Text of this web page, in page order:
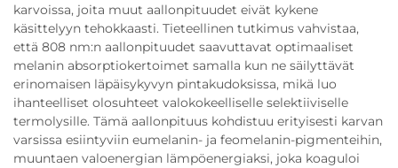
karvoissa, joita muut aallonpituudet eivät kykene
käsittelyyn tehokkaasti. Tieteellinen tutkimus vahvistaa,
että 808 nm:n aallonpituudet saavuttavat optimaaliset
melanin absorptiokertoimet samalla kun ne säilyttävät
erinomaisen läpäisykyvyn pintakudoksissa, mikä luo
ihanteelliset olosuhteet valokokeelliselle selektiiviselle
termolysille. Tämä aallonpituus kohdistuu erityisesti karvan
varsissa esiintyviin eumelanin- ja feomelanin-pigmenteihin,
muuntaen valoenergian lämpöenergiaksi, joka koaguloi